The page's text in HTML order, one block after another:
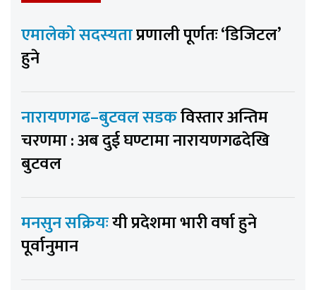
एमालेको सदस्यताप्रणाली पूर्णतः ‘डिजिटल’
हुने
नारायणगढ–बुटवल सडकविस्तार अन्तिम
चरणमा : अब दुई घण्टामा नारायणगढदेखि
बुटवल
मनसुन सक्रियःयी प्रदेशमा भारी वर्षा हुने
पूर्वानुमान